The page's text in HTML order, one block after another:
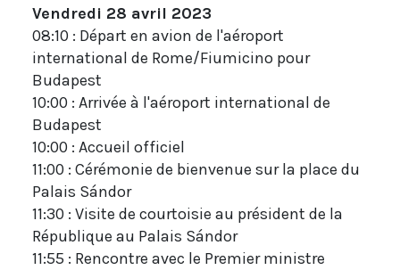
Vendredi 28 avril 2023
08:10 : Départ en avion de l'aéroport
international de Rome/Fiumicino pour
Budapest
10:00 : Arrivée à l'aéroport international de
Budapest
10:00 : Accueil officiel
11:00 : Cérémonie de bienvenue sur la place du
Palais Sándor
11:30 : Visite de courtoisie au président de la
République au Palais Sándor
11:55 : Rencontre avec le Premier ministre